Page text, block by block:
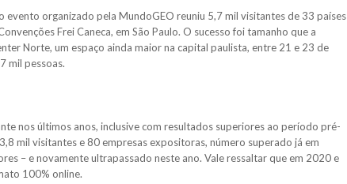
evento organizado pela MundoGEO reuniu 5,7 mil visitantes de 33 países
Frei Caneca, em São Paulo. O sucesso foi tamanho que a
Norte, um espaço ainda maior na capital paulista, entre 21 e 23 de
mil pessoas.
nos últimos anos, inclusive com resultados superiores ao período pré-
mil visitantes e 80 empresas expositoras, número superado já em
– e novamente ultrapassado neste ano. Vale ressaltar que em 2020 e
100% online.